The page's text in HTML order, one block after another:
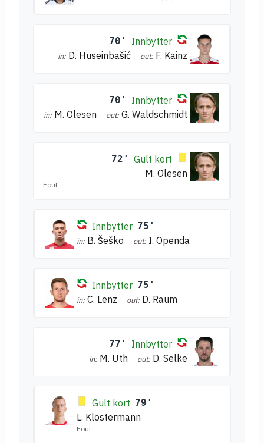
70' Innbytter
in: D. Huseinbašić out: F. Kainz
70' Innbytter
in: M. Olesen out: G. Waldschmidt
72'
Gult kort
M. Olesen
Foul
Innbytter 75'
in: B. Šeško out: I. Openda
Innbytter 75'
in: C. Lenz out: D. Raum
77' Innbytter
in: M. Uth out: D. Selke
Gult kort 79'
L. Klostermann
Foul